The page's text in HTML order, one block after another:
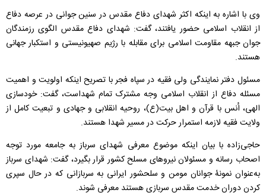
وی با اشاره به اینکه اکثر شهدای دفاع مقدس در سنین جوانی در عرصه دفاع
از انقلاب اسلامی حضور یافتند، گفت: شهدای دفاع مقدس الگوی رزمندگان
جوان جبهه مقاومت اسلامی برای مقابله با رژیم صهیونیستی و استکبار جهانی
هستند.
مسئول دفتر نمایندگی ولی فقیه در سپاه فجر با تصریح اینکه اولویت و اهمیت
مسئله دفاع از انقلاب اسلامی وجه مشترک تمام شهداست، گفت: خودسازی
الهی، اُنس با قرآن و اهل بیت(ع)، روحیه انقلابی و جهادی و تبعیت کامل از
ولایت فقیه لازمه استمرار حرکت در مسیر شهدا هستند.
حاجی‌زاده با بیان اینکه موضوع معرفی شهدای سرباز به جامعه مورد توجه
اصحاب رسانه و مسئولان نیروهای مسلح کشور قرار بگیرد، گفت: شهدای سرباز
به‌عنوان نمونۀ جوانان مومن و سلحشور ایرانی به سربازانی که در حال سپری
کردن دوران خدمت مقدس سربازی هستند معرفی شوند.